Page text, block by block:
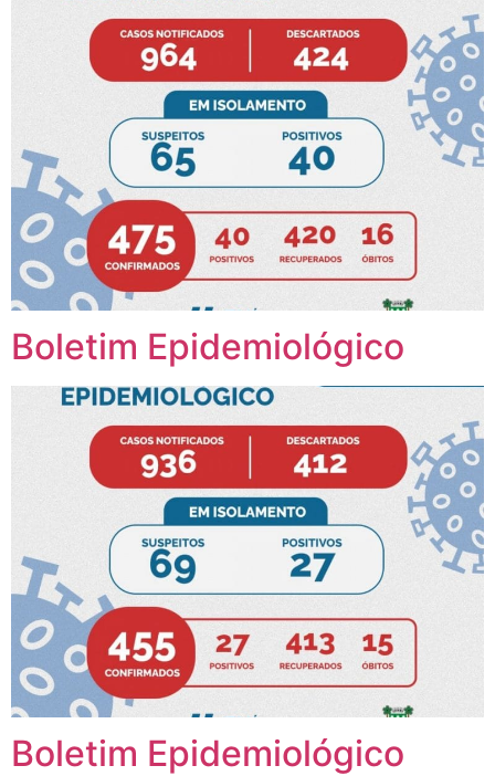
Boletim Epidemiológico
Boletim Epidemiológico